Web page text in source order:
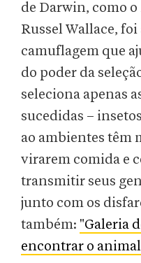
de Darwin, como
Russel Wallace, foi
camuflagem que
do poder da
seleciona apenas
sucedidas –
ao ambientes têm
virarem comida e
transmitir seus
junto com os
também: "Galeria
encontrar o